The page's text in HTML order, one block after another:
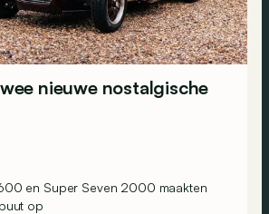
nieuwe nostalgische
en Super Seven 2000 maakten
op